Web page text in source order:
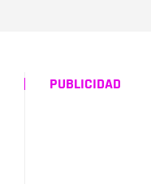
PUBLICIDAD